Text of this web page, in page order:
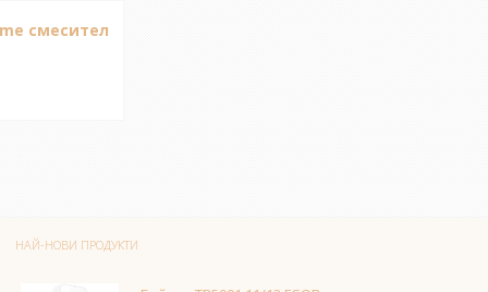
смесител
НАЙ-НОВИ ПРОДУКТИ